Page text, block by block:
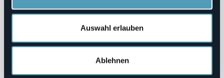
Auswahl erlauben
Ablehnen